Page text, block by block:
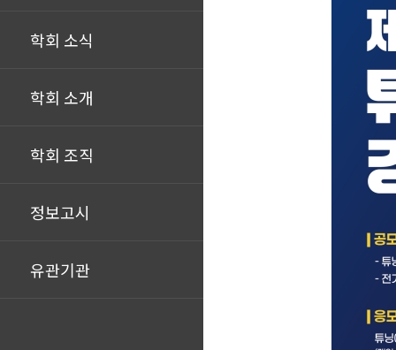
학회 소식
학회 소개
학회 조직
정보고시
유관기관